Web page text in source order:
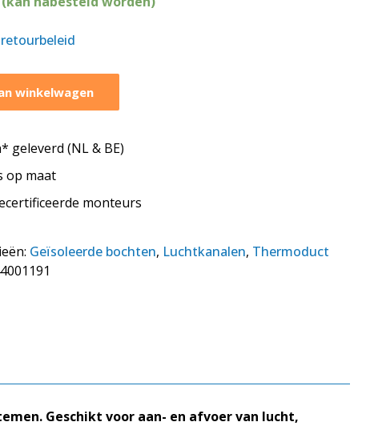
winkelwagen
geleverd (NL & BE)
op maat
monteurs
Geïsoleerde bochten, Luchtkanalen, Thermoduct
Geschikt voor aan- en afvoer van lucht,